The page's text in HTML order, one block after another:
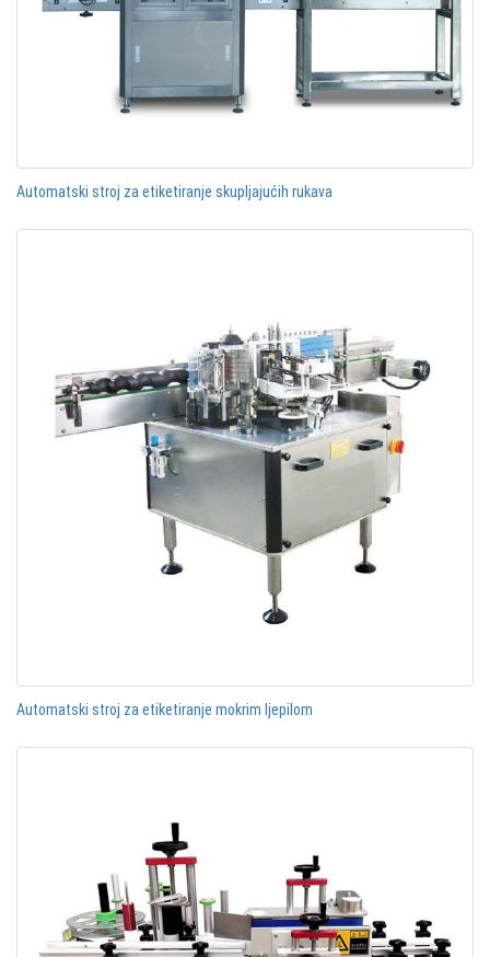
Automatski stroj za etiketiranje skupljajućih rukava
Automatski stroj za etiketiranje mokrim ljepilom